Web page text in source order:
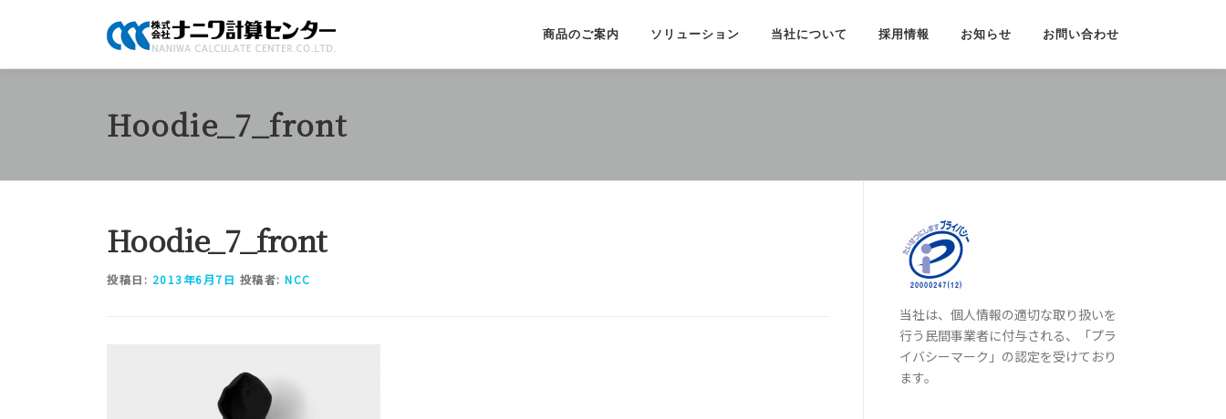
ン
ッ
商品のご案内 ソリューション 当社について 採用情報 お知らせ お問い合わせ
Hoodie_7_front
Hoodie_7_front
投稿日: 2013年6月7日 投稿者: NCC
当社は、個人情報の適切な取り扱いを
行う民間事業者に付与される、「プラ
イバシーマーク」の認定を受けており
ます。